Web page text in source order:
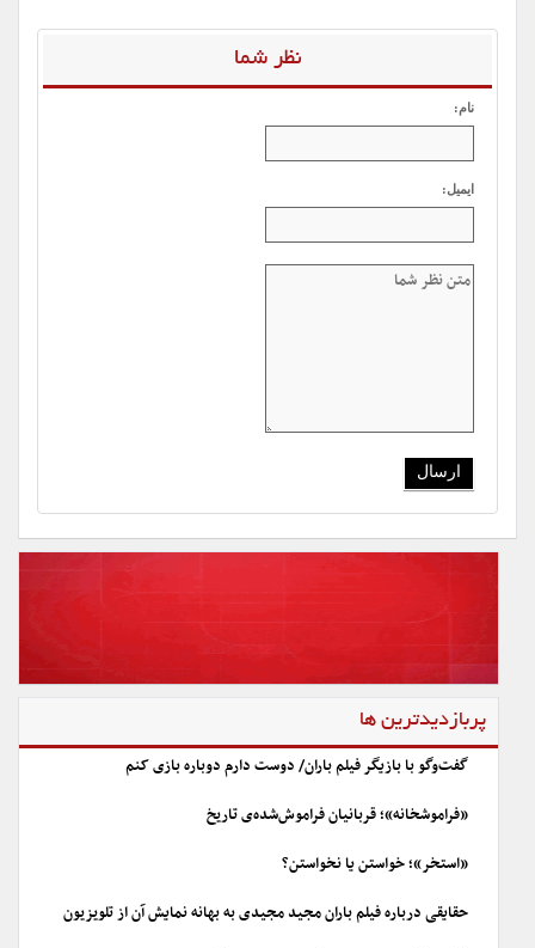
نظر شما
نام:
ایمیل:
پربازدیدترین ها
گفت‌وگو با بازیگر فیلم باران/ دوست دارم دوباره بازی کنم
«فراموشخانه»؛ قربانیان فراموش‌شده‌ی تاریخ
«استخر»؛ خواستن یا نخواستن؟
حقایقی درباره فیلم باران مجید مجیدی به بهانه نمایش آن از تلویزیون